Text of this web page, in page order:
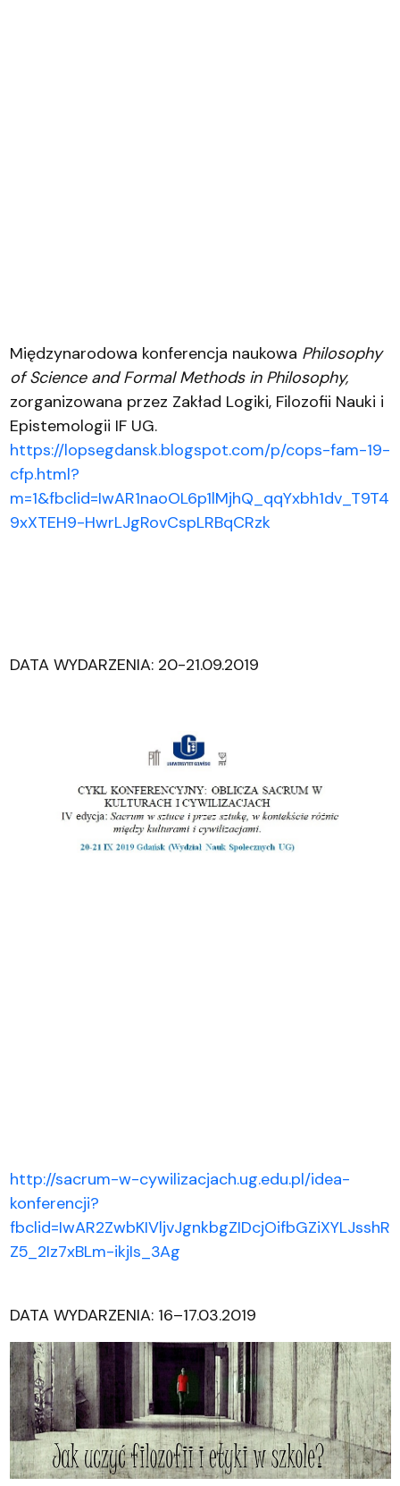
Międzynarodowa konferencja naukowa Philosophy
of Science and Formal Methods in Philosophy,
zorganizowana przez Zakład Logiki, Filozofii Nauki i
Epistemologii IF UG.
https://lopsegdansk.blogspot.com/p/cops-fam-19-
cfp.html?
m=1&fbclid=IwAR1naoOL6p1lMjhQ_qqYxbh1dv_T9T4
9xXTEH9-HwrLJgRovCspLRBqCRzk
DATA WYDARZENIA: 20-21.09.2019
http://sacrum-w-cywilizacjach.ug.edu.pl/idea-
konferencji?
fbclid=IwAR2ZwbKIVljvJgnkbgZIDcjOifbGZiXYLJsshR
Z5_2Iz7xBLm-ikjIs_3Ag
DATA WYDARZENIA: 16–17.03.2019